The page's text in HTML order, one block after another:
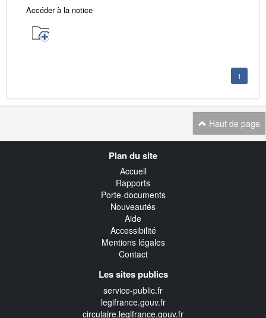
Accéder à la notice
1
Haut de page
Plan du site
Accueil
Rapports
Porte-documents
Nouveautés
Aide
Accessibilité
Mentions légales
Contact
Les sites publics
service-public.fr
legifrance.gouv.fr
circulaire.legifrance.gouv.fr